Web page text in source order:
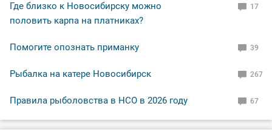
Где близко к Новосибирску можно
половить карпа на платниках?
17
Помогите опознать приманку 39
Рыбалка на катере Новосибирск 267
Правила рыболовства в НСО в 2026 году 67